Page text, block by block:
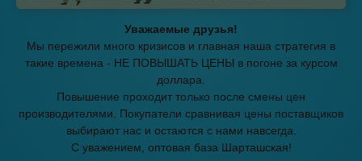
Уважаемые друзья!
Мы пережили много кризисов и главная наша стратегия в
такие времена - НЕ ПОВЫШАТЬ ЦЕНЫ в погоне за курсом
доллара.
Повышение проходит только после смены цен
производителями. Покупатели сравнивая цены поставщиков
выбирают нас и остаются с нами навсегда.
С уважением, оптовая база Шарташская!